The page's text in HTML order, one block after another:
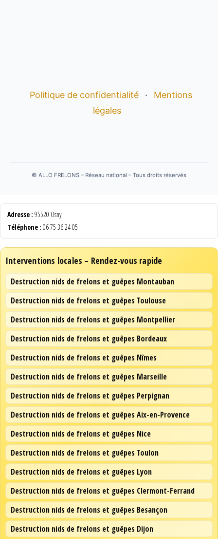
Politique de confidentialité ·
Mentions
légales
© ALLO FRELONS – Réseau national – Tous droits réservés
Adresse : 95520 Osny
Téléphone : 06 75 36 24 05
Interventions locales – Rendez-vous rapide
Destruction nids de frelons et guêpes Montauban
Destruction nids de frelons et guêpes Toulouse
Destruction nids de frelons et guêpes Montpellier
Destruction nids de frelons et guêpes Bordeaux
Destruction nids de frelons et guêpes Nîmes
Destruction nids de frelons et guêpes Marseille
Destruction nids de frelons et guêpes Perpignan
Destruction nids de frelons et guêpes Aix-en-Provence
Destruction nids de frelons et guêpes Nice
Destruction nids de frelons et guêpes Toulon
Destruction nids de frelons et guêpes Lyon
Destruction nids de frelons et guêpes Clermont-Ferrand
Destruction nids de frelons et guêpes Besançon
Destruction nids de frelons et guêpes Dijon